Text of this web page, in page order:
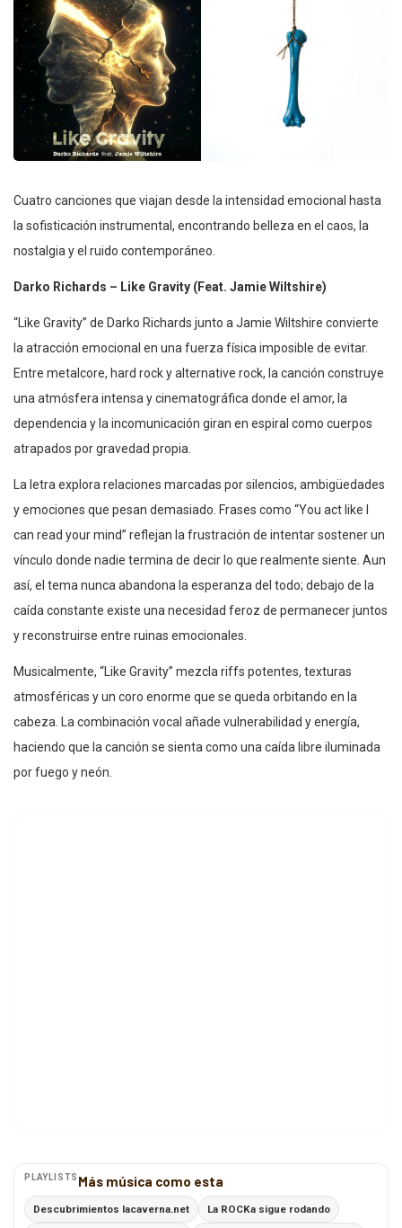
Cuatro canciones que viajan desde la intensidad emocional hasta
la sofisticación instrumental, encontrando belleza en el caos, la
nostalgia y el ruido contemporáneo.
Darko Richards – Like Gravity (Feat. Jamie Wiltshire)
“Like Gravity” de Darko Richards junto a Jamie Wiltshire convierte
la atracción emocional en una fuerza física imposible de evitar.
Entre metalcore, hard rock y alternative rock, la canción construye
una atmósfera intensa y cinematográfica donde el amor, la
dependencia y la incomunicación giran en espiral como cuerpos
atrapados por gravedad propia.
La letra explora relaciones marcadas por silencios, ambigüedades
y emociones que pesan demasiado. Frases como “You act like I
can read your mind” reflejan la frustración de intentar sostener un
vínculo donde nadie termina de decir lo que realmente siente. Aun
así, el tema nunca abandona la esperanza del todo; debajo de la
caída constante existe una necesidad feroz de permanecer juntos
y reconstruirse entre ruinas emocionales.
Musicalmente, “Like Gravity” mezcla riffs potentes, texturas
atmosféricas y un coro enorme que se queda orbitando en la
cabeza. La combinación vocal añade vulnerabilidad y energía,
haciendo que la canción se sienta como una caída libre iluminada
por fuego y neón.
PLAYLISTS Más música como esta
Descubrimientos lacaverna.net La ROCKa sigue rodando